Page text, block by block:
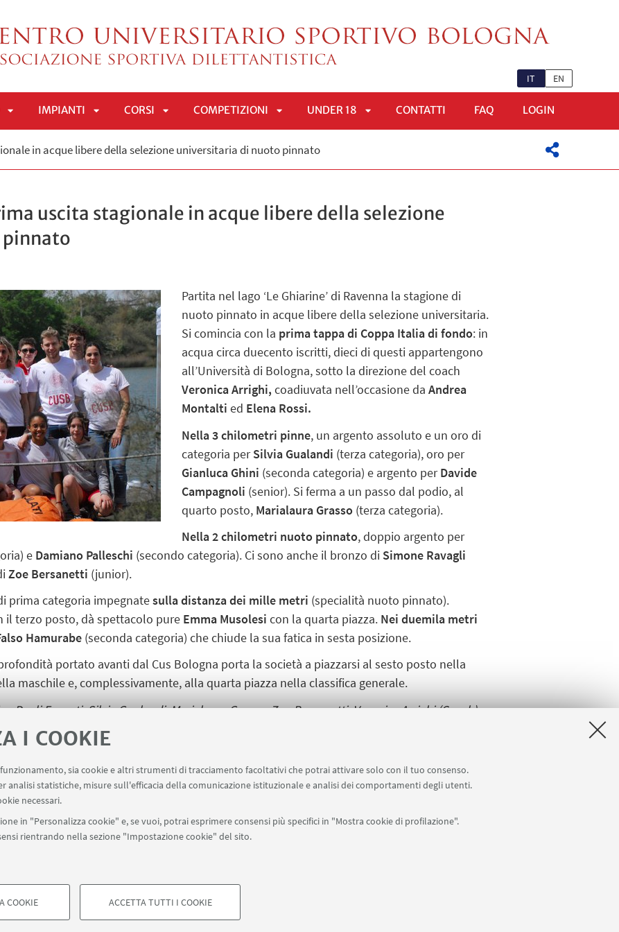
I COOKIE
sia cookie e altri strumenti di tracciamento facoltativi che potrai attivare solo con il tuo consenso.
statistiche, misure sull'efficacia della comunicazione istituzionale e analisi dei comportamenti degli utenti.
necessari.
in "Personalizza cookie" e, se vuoi, potrai esprimere consensi più specifici in "Mostra cookie di profilazione".
rientrando nella sezione "Impostazione cookie" del sito.
COOKIE TECNICI - NECESSARI
COOKIE ACCETTA TUTTI I COOKIE
IT EN
APRI
IMPIANTI
APRI
CORSI
APRI
COMPETIZIONI
APRI
UNDER 18 CONTATTI FAQ LOGIN
in acque libere della selezione universitaria di nuoto pinnato
uscita stagionale in acque libere della selezione
Partita nel lago ‘Le Ghiarine’ di Ravenna la stagione di
nuoto pinnato in acque libere della selezione universitaria.
Si comincia con la prima tappa di Coppa Italia di fondo: in
acqua circa duecento iscritti, dieci di questi appartengono
all’Università di Bologna, sotto la direzione del coach
Veronica Arrighi, coadiuvata nell’occasione daAndrea
Montalti ed Elena Rossi.
Nella 3 chilometri pinne, un argento assoluto e un oro di
categoria perSilvia Gualandi (terza categoria), oro per
Gianluca Ghini (seconda categoria) e argento perDavide
Campagnoli (senior). Si ferma a un passo dal podio, al
quarto posto, Marialaura Grasso (terza categoria).
Nella 2 chilometri nuoto pinnato, doppio argento per
e Damiano Palleschi (secondo categoria). Ci sono anche il bronzo di Simone Ravagli
Zoe Bersanetti (junior).
prima categoria impegnatesulla distanza dei mille metri (specialità nuoto pinnato).
il terzo posto, dà spettacolo pure Emma Musolesi con la quarta piazza. Nei duemila metri
Hamurabe (seconda categoria) che chiude la sua fatica in sesta posizione.
portato avanti dal Cus Bologna porta la società a piazzarsi al sesto posto nella
maschile e, complessivamente, alla quarta piazza nella classifica generale.
Degli Esposti, Silvia Gualandi, Marialaura Grasso, Zoe Bersanetti, Veronica Arrighi (Coach)
Campagnoli, Elena Rossi
Emma Musolesi.
di Bologna - Via Zamboni, 33 - 40126 Bologna - PI: 01131710376 - CF: 80007010376 -